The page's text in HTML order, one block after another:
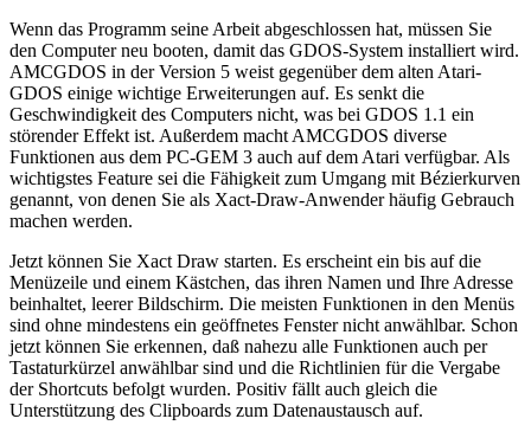
Wenn das Programm seine Arbeit abgeschlossen hat, müssen Sie
den Computer neu booten, damit das GDOS-System installiert wird.
AMCGDOS in der Version 5 weist gegenüber dem alten Atari-
GDOS einige wichtige Erweiterungen auf. Es senkt die
Geschwindigkeit des Computers nicht, was bei GDOS 1.1 ein
störender Effekt ist. Außerdem macht AMCGDOS diverse
Funktionen aus dem PC-GEM 3 auch auf dem Atari verfügbar. Als
wichtigstes Feature sei die Fähigkeit zum Umgang mit Bézierkurven
genannt, von denen Sie als Xact-Draw-Anwender häufig Gebrauch
machen werden.
Jetzt können Sie Xact Draw starten. Es erscheint ein bis auf die
Menüzeile und einem Kästchen, das ihren Namen und Ihre Adresse
beinhaltet, leerer Bildschirm. Die meisten Funktionen in den Menüs
sind ohne mindestens ein geöffnetes Fenster nicht anwählbar. Schon
jetzt können Sie erkennen, daß nahezu alle Funktionen auch per
Tastaturkürzel anwählbar sind und die Richtlinien für die Vergabe
der Shortcuts befolgt wurden. Positiv fällt auch gleich die
Unterstützung des Clipboards zum Datenaustausch auf.